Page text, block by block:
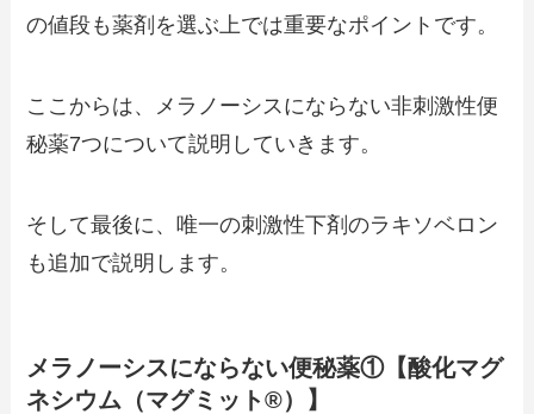
の値段も薬剤を選ぶ上では重要なポイントです。
ここからは、メラノーシスにならない非刺激性便
秘薬7つについて説明していきます。
そして最後に、唯一の刺激性下剤のラキソベロン
も追加で説明します。
メラノーシスにならない便秘薬①【酸化マグ
ネシウム（マグミット®）】